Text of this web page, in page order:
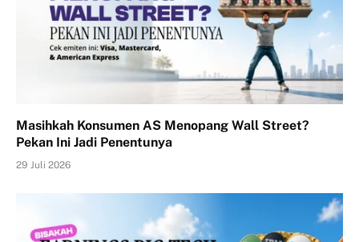
Masihkah Konsumen AS Menopang Wall Street?
Pekan Ini Jadi Penentunya
29 Juli 2026